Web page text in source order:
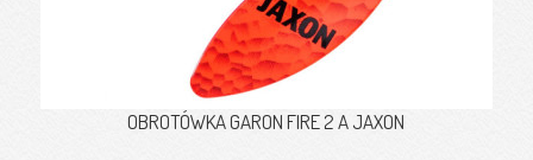
OBROTÓWKA GARON FIRE 2 A JAXON